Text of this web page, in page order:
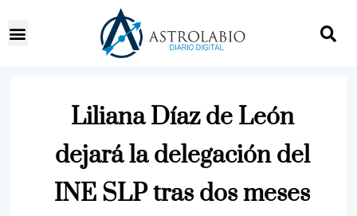
Liliana Díaz de León
dejará la delegación del
INE SLP tras dos meses